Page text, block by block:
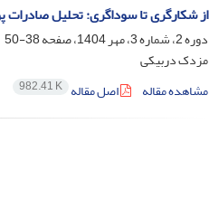
از شکارگری تا سوداگری: تحلیل
دوره 2، شماره 3، مهر 1404، صفحه
38-50
مزدک دربیکی
مشاهده مقاله
اصل مقاله 982.41 K